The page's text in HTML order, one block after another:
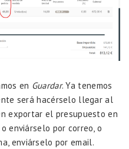
en Guardar. Ya tenemos
será hacérselo llegar al
exportar el presupuesto en
enviárselo por correo, o
enviárselo por email.